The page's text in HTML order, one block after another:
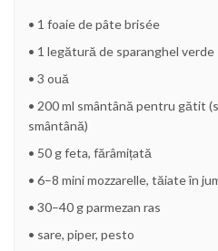
• 1 foaie de pâte brisée
• 1 legătură de sparanghel verde
• 3 ouă
• 200 ml smântână pentru gătit
smântână)
• 50 g feta, fărâmițată
• 6–8 mini mozzarelle, tăiate în
• 30–40 g parmezan ras
• sare, piper, pesto